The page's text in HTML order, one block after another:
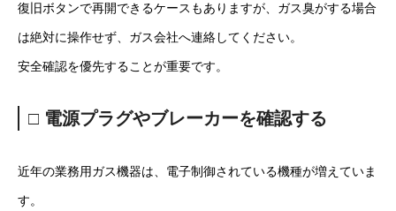
復旧ボタンで再開できるケースもありますが、ガス臭がする場合
は絶対に操作せず、ガス会社へ連絡してください。
安全確認を優先することが重要です。
□ 電源プラグやブレーカーを確認する
近年の業務用ガス機器は、電子制御されている機種が増えていま
す。